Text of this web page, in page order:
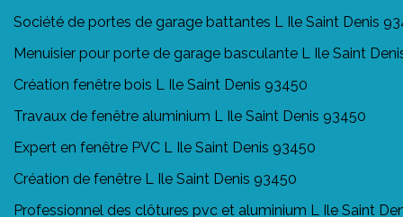
Société de portes de garage battantes L Ile Saint Denis
Menuisier pour porte de garage basculante L Ile Saint
Création fenêtre bois L Ile Saint Denis 93450
Travaux de fenêtre aluminium L Ile Saint Denis 93450
Expert en fenêtre PVC L Ile Saint Denis 93450
Création de fenêtre L Ile Saint Denis 93450
Professionnel des clôtures pvc et aluminium L Ile Saint